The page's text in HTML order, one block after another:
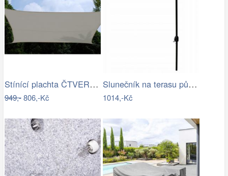
Stínící plachta ČTVEREC Rojaplast
949,-806,-Kč
Slunečník na terasu půlkruhový - zelený…
1014,-Kč